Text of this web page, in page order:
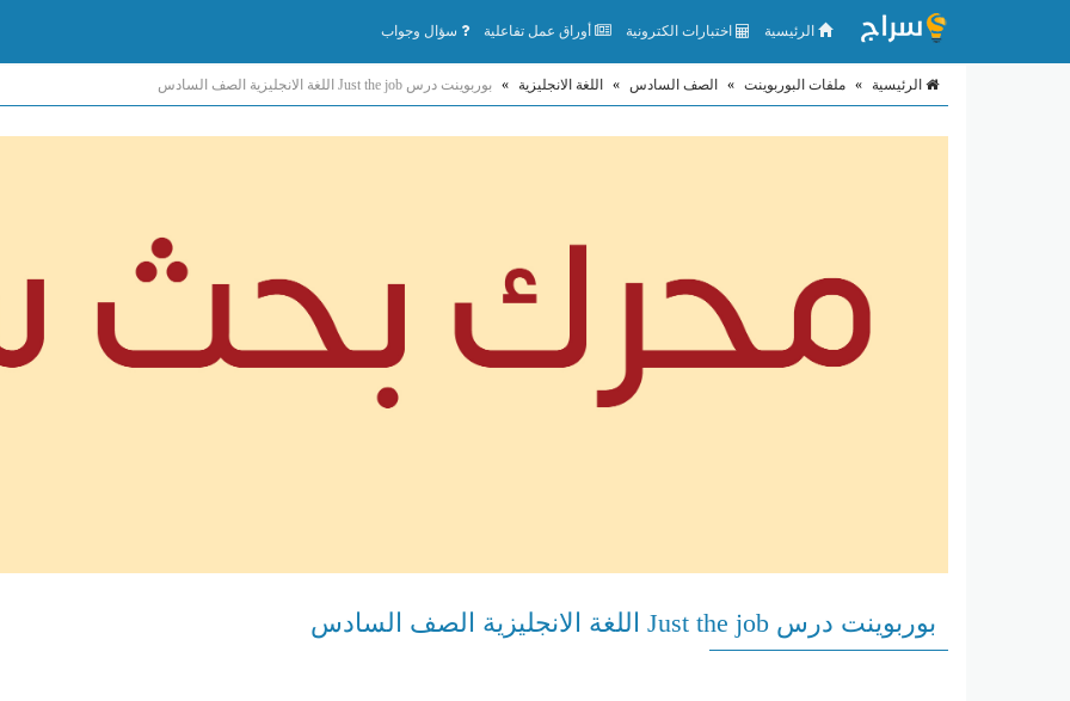
الرئيسية اختبارات الكترونية أوراق عمل تفاعلية سؤال وجواب
الرئيسية » ملفات البوربوينت » الصف السادس » اللغة الانجليزية » بوربوينت درس Just the job اللغة الانجليزية الصف السادس
بوربوينت درس Just the job اللغة الانجليزية الصف السادس